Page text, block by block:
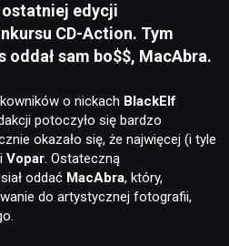
edycji
CD-Action. Tym
oddał sam bo$$, MacAbra.
o nickach BlackElf
potoczyło się bardzo
okazało się, że najwięcej (i tyle
i Vopar. Ostateczną
oddać MacAbra, który,
do artystycznej fotografii,